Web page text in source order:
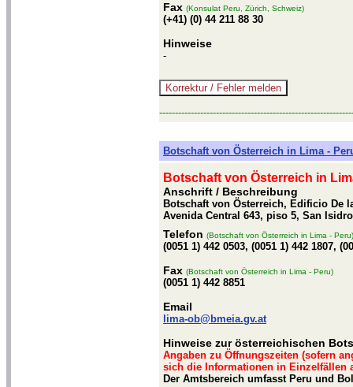
Fax (Konsulat Peru, Zürich, Schweiz)
(+41) (0) 44 211 88 30
Hinweise
-
Botschaft von Österreich in Lima -
Botschaft von Österreich in
Anschrift / Beschreibung
Botschaft von Österreich, Edificio De
Avenida Central 643, piso 5, San
Telefon (Botschaft von Österreich in Lima - Peru)
(0051 1) 442 0503, (0051 1) 442 1807,
Fax (Botschaft von Österreich in Lima - Peru)
(0051 1) 442 8851
Email
lima-ob@bmeia.gv.at
Hinweise zur österreichischen
Angaben zu Öffnungszeiten (sofern
sich die Informationen in Einzelfällen
Der Amtsbereich umfasst Peru und